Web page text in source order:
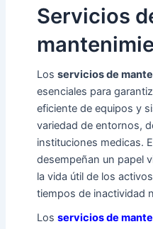
Servicios
Los servicios de
esenciales para
eficiente de equipos y
variedad de entornos,
instituciones medicas.
desempeñan un papel
la vida útil de los
tiempos de inactividad
Los servicios de